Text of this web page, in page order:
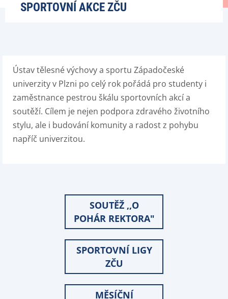
SPORTOVNÍ AKCE ZČU
Ústav tělesné výchovy a sportu Západočeské
univerzity v Plzni po celý rok pořádá pro studenty i
zaměstnance pestrou škálu sportovních akcí a
soutěží. Cílem je nejen podpora zdravého životního
stylu, ale i budování komunity a radost z pohybu
napříč univerzitou.
SOUTĚŽ ,,O
POHÁR REKTORA"
SPORTOVNÍ LIGY
ZČU
MĚSÍČNÍ